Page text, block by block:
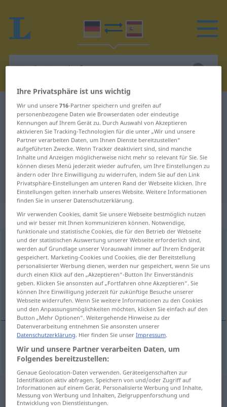
Deutsch-Spanisch Wörterbuch Fischwirtschaft
Deutsch-Spanisch Übersetzung für
"Fischwirtschaft"
"Fischwirtschaft" Spanisch
Übersetzung
„Fischwirtschaft“: Femininum
Fischwirtschaftf < Fischwirtschaft>
Übersicht aller Übersetzungen
(Für mehr Details die Übersetzung anklicken/antippen)
industria pesquera
industriafpesquera Fischwirtschaft
Ihre Privatsphäre ist uns wichtig
Wir und unsere716-Partner speichern und greifen auf
personenbezogene Daten wie Browserdaten oder eindeutige
Kennungen auf Ihrem Gerät zu. Durch Auswahl von Akzeptieren
aktivieren Sie Tracking-Technologien für die unter „Wir und unsere
Partner verarbeiten Daten, um Ihnen Dienste bereitzustellen“
aufgeführten Zwecke. Wenn Tracker deaktiviert sind, sind manche
Inhalte und Anzeigen möglicherweise nicht mehr so relevant für Sie. Sie
können dieses Menü jederzeit wieder aufrufen, um Ihre Einstellungen zu
ändern oder Ihre Einwilligung zu widerrufen, indem Sie auf den Link
Privatsphäre-Einstellungen am unteren Rand der Webseite klicken. Ihre
Einstellungen gelten innerhalb unseres Website. Weitere Informationen
finden Sie in unserer Datenschutzerklärung.
Wir verwenden Cookies, damit Sie unsere Webseite bestmöglich nutzen
und wir besser mit Ihnen kommunizieren können. Notwendige,
funktionale und statistische Cookies, die für den Betrieb der Webseite
und der statistischen Auswertung unserer Webseite erforderlich sind,
werden auf Grundlage unserer Vorauswahl immer auf Ihrem Endgerät
gespeichert. Marketing-Cookies und Cookies, die der Bereitstellung
personalisierter Werbung dienen, werden nur gespeichert, wenn Sie uns
durch einen Klick auf den „Akzeptieren“-Button Ihr Einverständnis
geben. Klicken Sie ansonsten auf „Fortfahren ohne Akzeptieren“. Sie
können Ihre Einwilligung jederzeit für zukünftige Besuche unserer
Webseite widerrufen. Wenn Sie weitere Informationen zu den Cookies
und den Anpassungsmöglichkeiten möchten, klicken Sie einfach auf den
Button „Mehr Optionen“. Weitergehende Hinweise zu der
Datenverarbeitung entnehmen Sie ansonsten unserer
Datenschutzerklärung. Hier finden Sie unserImpressum.
Wir und unsere Partner verarbeiten Daten, um
Folgendes bereitzustellen:
Genaue Geolocation-Daten verwenden. Geräteeigenschaften zur
Identifikation aktiv abfragen. Speichern von und/oder Zugriff auf
Informationen auf einem Gerät. Personalisierte Werbung und Inhalte,
Messung von Werbung und Inhalten, Zielgruppenforschung und
Entwicklung von Dienstleistungen.